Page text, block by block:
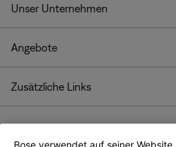
Unser Unternehmen
Angebote
Zusätzliche Links
Bose verwendet auf seiner